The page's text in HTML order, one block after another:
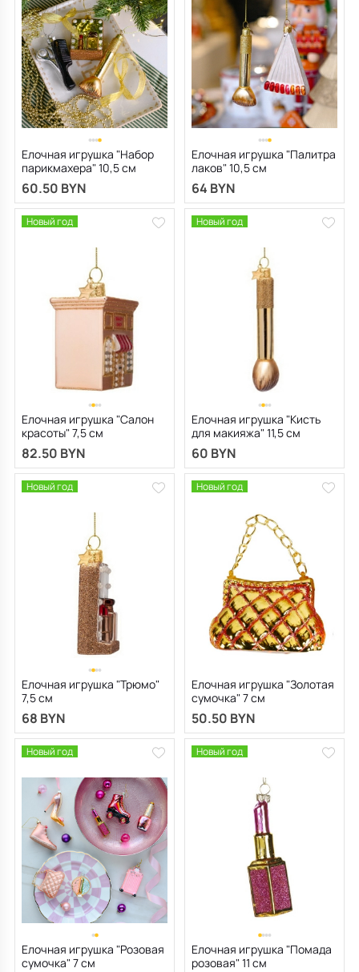
Все для кухни
Детская посуда
Пепельницы
Декоративные блюда
Душевая зона
Мебель для ванной
Аксессуары для ванной
Полотенцесушители, Радиаторы
Чехлы на подушку
Подушки-вкладыши
Мебель для хранения
Декор дома
Терраса и балкон
Елочная игрушка "Набор
парикмахера" 10,5 см
60.50 BYN
Елочная игрушка "Палитра
лаков" 10,5 см
64 BYN
Новый год
Елочная игрушка "Салон
красоты" 7,5 см
82.50 BYN
Новый год
Елочная игрушка "Кисть
для макияжа" 11,5 см
60 BYN
Новый год
Елочная игрушка "Трюмо"
7,5 см
68 BYN
Новый год
Елочная игрушка "Золотая
сумочка" 7 см
50.50 BYN
Новый год
Елочная игрушка "Розовая
сумочка" 7 см
Новый год
Елочная игрушка "Помада
розовая" 11 см